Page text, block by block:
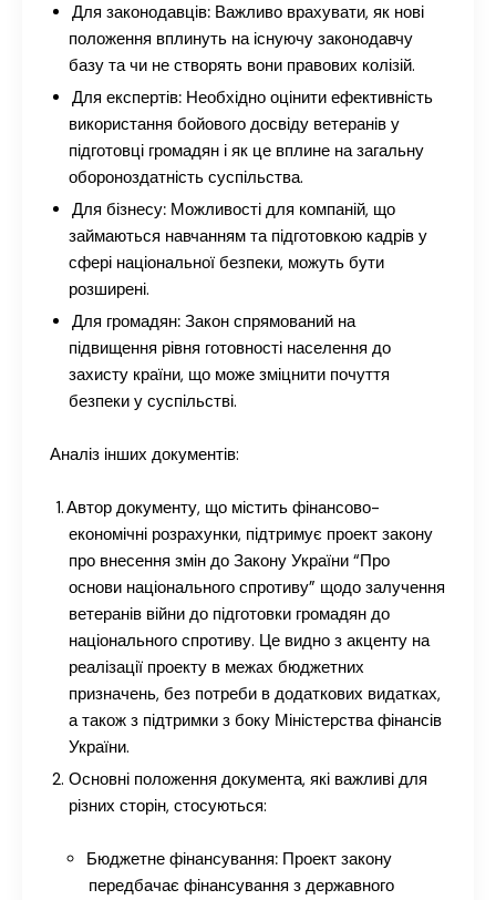
Для законодавців: Важливо врахувати, як нові
положення вплинуть на існуючу законодавчу
базу та чи не створять вони правових колізій.
Для експертів: Необхідно оцінити ефективність
використання бойового досвіду ветеранів у
підготовці громадян і як це вплине на загальну
обороноздатність суспільства.
Для бізнесу: Можливості для компаній, що
займаються навчанням та підготовкою кадрів у
сфері національної безпеки, можуть бути
розширені.
Для громадян: Закон спрямований на
підвищення рівня готовності населення до
захисту країни, що може зміцнити почуття
безпеки у суспільстві.
Аналіз інших документів:
Автор документу, що містить фінансово-
економічні розрахунки, підтримує проект закону
про внесення змін до Закону України “Про
основи національного спротиву” щодо залучення
ветеранів війни до підготовки громадян до
національного спротиву. Це видно з акценту на
реалізації проекту в межах бюджетних
призначень, без потреби в додаткових видатках,
а також з підтримки з боку Міністерства фінансів
України.
Основні положення документа, які важливі для
різних сторін, стосуються:
Бюджетне фінансування:Проект закону
передбачає фінансування з державного